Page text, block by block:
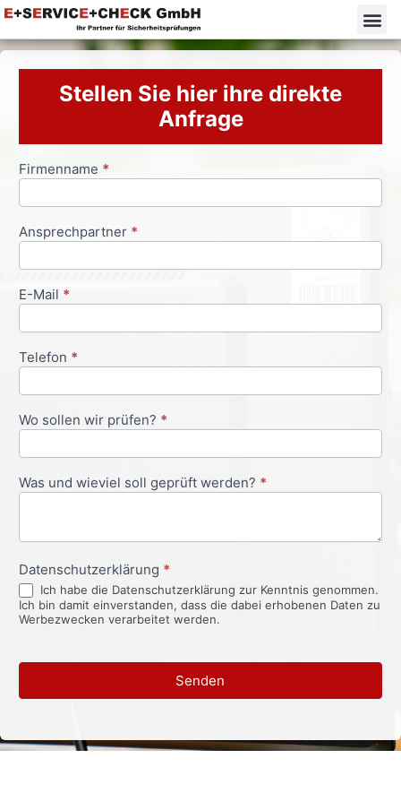
Stellen Sie hier ihre direkte
Anfrage
Anfrageformular
Firmenname *
Ansprechpartner *
E-Mail *
Telefon *
Wo sollen wir prüfen? *
Was und wieviel soll geprüft werden? *
Datenschutzerklärung *
Ich habe die Datenschutzerklärung zur Kenntnis genommen.
Ich bin damit einverstanden, dass die dabei erhobenen Daten zu
Werbezwecken verarbeitet werden.
Senden